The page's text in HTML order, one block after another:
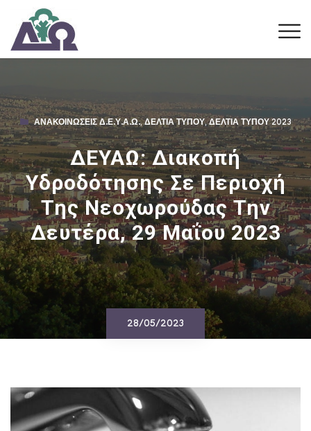
ΑΝΑΚΟΙΝΏΣΕΙΣ Δ.Ε.Υ.Α.Ω.,ΔΕΛΤΊΑ ΤΎΠΟΥ,ΔΕΛΤΊΑ ΤΎΠΟΥ 2023
ΔΕΥΑΩ: Διακοπή
Υδροδότησης Σε Περιοχή
Της Νεοχωρούδας Την
Δευτέρα, 29 Μαΐου 2023
28/05/2023